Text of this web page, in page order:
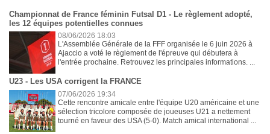
Championnat de France féminin Futsal D1 - Le règlement adopté,
les 12 équipes potentielles connues
08/06/2026 18:03
L'Assemblée Générale de la FFF organisée le 6 juin 2026 à
Ajaccio a voté le règlement de l'épreuve qui débutera à
l'entrée prochaine. Retrouvez les principales informations. ...
U23 - Les USA corrigent la FRANCE
07/06/2026 19:34
Cette rencontre amicale entre l'équipe U20 américaine et une
sélection tricolore composée de joueuses U21 a nettement
tourné en faveur des USA (5-0). Match amical international ...